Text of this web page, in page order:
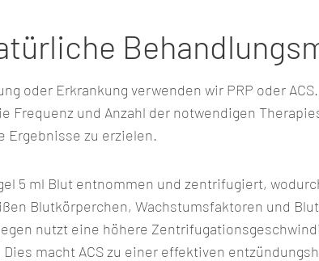
oder Erkrankung verwenden wir PRP oder
Frequenz und Anzahl der notwendigen
Ergebnisse zu erzielen.
5 ml Blut entnommen und zentrifugiert,
Blutkörperchen, Wachstumsfaktoren und
nutzt eine höhere
macht ACS zu einer effektiven